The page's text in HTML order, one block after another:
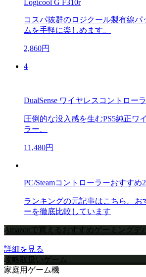
Logicool G F310r
コスパ抜群のロジクール製有線パ
ムを手軽に楽しめます。
2,860円
4
DualSense ワイヤレスコントロー
圧倒的な没入感を生むPS5純正ワ
ラー。
11,480円
PC/Steamコントローラーおすすめ
ランキングの元記事はこちら。お
ーを徹底比較しています
Amazonで買えるおすすめゲーミングデ
詳細を見る
攻略取扱いゲーム
家庭用ゲーム機